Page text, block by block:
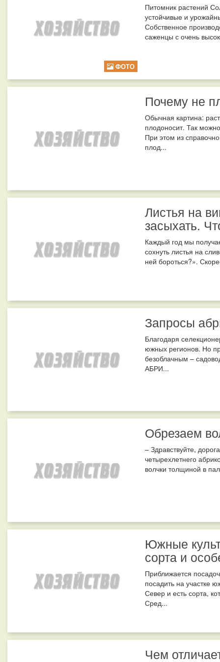
ФОТО
Питомник растений
устойчивые и
Собственное
саженцы с очень
Почему не
Обычная картина:
плодоносит. Так
При этом из
плод...
Листья на
засыхать.
Каждый год мы
сохнуть листья на
ней бороться?».
Запросы
Благодаря
южных регионов. Но
безоблачным –
АБРИ...
Обрезаем
– Здравствуйте,
четырехлетнего
волчки толщиной в
Южные
сорта и
Приближается
посадить на участке
Север и есть сорта,
Сред...
Чем